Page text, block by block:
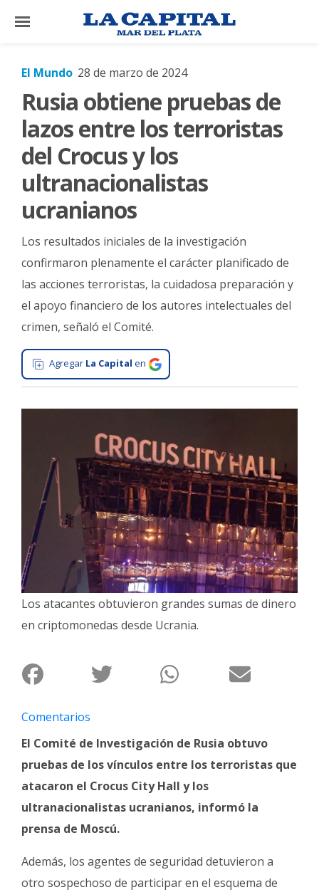
×
El
País
El
Mundo
La
Zona
Tecnología
Gastronomía
Salud
General
La
Espectáculos
Policiales
Cartelera
Fotos
de
Familia
Clasificados
El Mundo 28 de marzo de 2024
Rusia obtiene pruebas de
lazos entre los terroristas
del Crocus y los
ultranacionalistas
ucranianos
Los resultados iniciales de la investigación
confirmaron plenamente el carácter planificado de
las acciones terroristas, la cuidadosa preparación y
el apoyo financiero de los autores intelectuales del
crimen, señaló el Comité.
Agregar La Capital en
Los atacantes obtuvieron grandes sumas de dinero
en criptomonedas desde Ucrania.
Comentarios
El Comité de Investigación de Rusia obtuvo
pruebas de los vínculos entre los terroristas que
atacaron el Crocus City Hall y los
ultranacionalistas ucranianos, informó la
prensa de Moscú.
Además, los agentes de seguridad detuvieron a
otro sospechoso de participar en el esquema de